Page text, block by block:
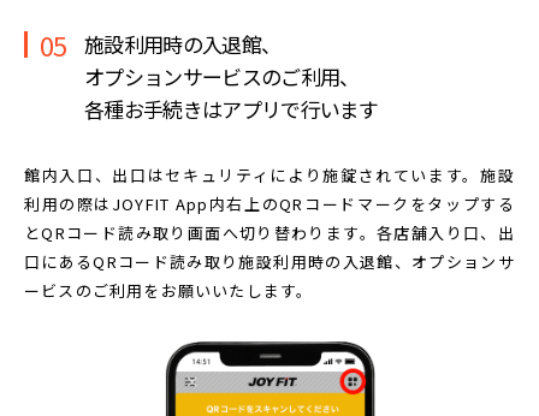
05 施設利用時の入退館、
オプションサービスのご利用、
各種お手続きはアプリで行います
館内入口、出口はセキュリティにより施錠されています。施設
利用の際はJOYFIT App内右上のQRコードマークをタップする
とQRコード読み取り画面へ切り替わります。各店舗入り口、出
口にあるQRコード読み取り施設利用時の入退館、オプションサ
ービスのご利用をお願いいたします。